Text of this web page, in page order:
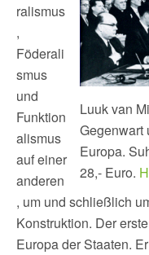
Luuk van
Gegenwart
Europa.
28,- Euro.
ralismus
,
Föderali
smus
und
Funktion
alismus
auf einer
anderen
, um und schließlich
Konstruktion. Der
Europa der Staaten.